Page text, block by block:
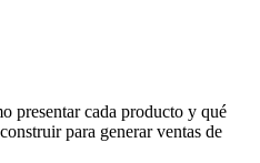
presentar cada producto y qué
para generar ventas de